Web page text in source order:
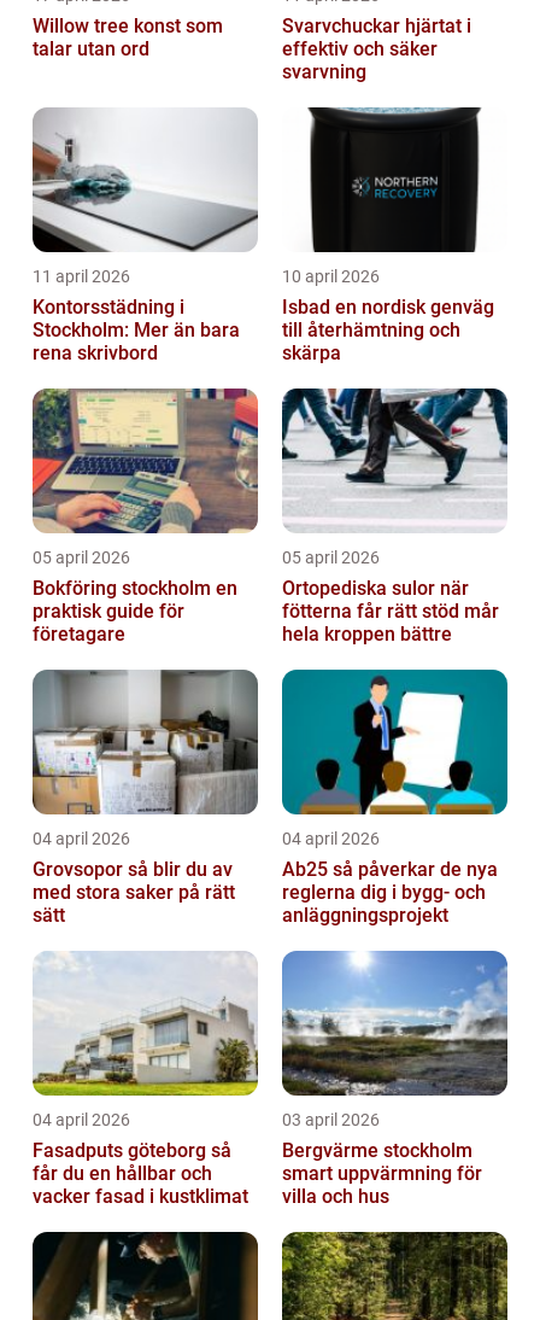
Willow tree konst som
talar utan ord
Svarvchuckar hjärtat i
effektiv och säker
svarvning
11 april 2026
Kontorsstädning i
Stockholm: Mer än bara
rena skrivbord
10 april 2026
Isbad en nordisk genväg
till återhämtning och
skärpa
05 april 2026
Bokföring stockholm en
praktisk guide för
företagare
05 april 2026
Ortopediska sulor när
fötterna får rätt stöd mår
hela kroppen bättre
04 april 2026
Grovsopor så blir du av
med stora saker på rätt
sätt
04 april 2026
Ab25 så påverkar de nya
reglerna dig i bygg- och
anläggningsprojekt
04 april 2026
Fasadputs göteborg så
får du en hållbar och
vacker fasad i kustklimat
03 april 2026
Bergvärme stockholm
smart uppvärmning för
villa och hus